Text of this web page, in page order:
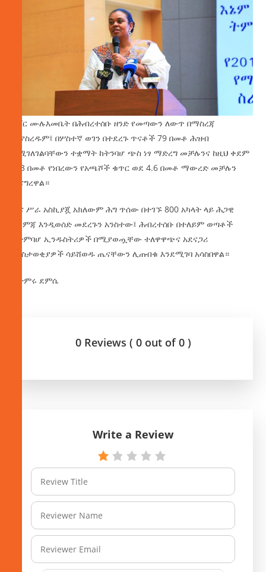
ዶ/ር ሙሉእመቤት በሕብረተሰቡ ዘንድ የመጣውን ለውጥ በማስረጃ
ሲያስረዱም፤ በሦስተኛ ወገን በተደረጉ ጥናቶች 79 በመቶ ሕዝብ
የሚገለገልባቸውን ተቋማት ከትንባሆ ጭስ ነፃ ማድረግ መቻሉንና ከዚህ ቀደም
5.3 በመቶ የነበረውን የአጫሾች ቁጥር ወደ 4.6 በመቶ ማውረድ መቻሉን
ተናግረዋል።
ዋና ሥራ አስኪያጇ አክለውም ሕግ ጥሰው በተገኙ 800 አካላት ላይ ሕጋዊ
እርምጃ እንዲወሰድ መደረጉን አንስተው፤ ሕብረተሰቡ በተለይም ወጣቶች
የትምባሆ ኢንዱስትሪዎች በሚያወጧቸው ተለዋዋጭና አደናጋሪ
ማስታወቂያዎች ሳይሸወዱ ጤናቸውን ሊጠብቁ እንደሚገባ አሳስበዋል።
በታምሩ ደምሴ
0 Reviews ( 0 out of 0 )
Write a Review